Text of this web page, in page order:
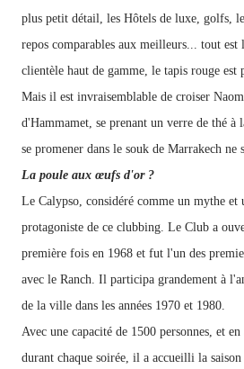
plus petit détail, les Hôtels de luxe, golfs,
repos comparables aux meilleurs... tout est
clientèle haut de gamme, le tapis rouge est
Mais il est invraisemblable de croiser
d'Hammamet, se prenant un verre de thé à
se promener dans le souk de Marrakech ne
La poule aux œufs d'or ?
Le Calypso, considéré comme un mythe et
protagoniste de ce clubbing. Le Club a
première fois en 1968 et fut l'un des
avec le Ranch. Il participa grandement à
de la ville dans les années 1970 et 1980.
Avec une capacité de 1500 personnes, et
durant chaque soirée, il a accueilli la